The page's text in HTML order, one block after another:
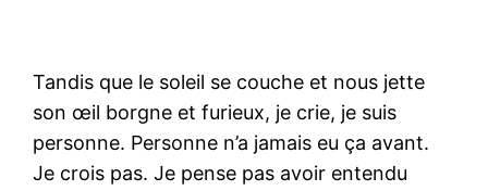
Tandis que le soleil se couche et nous jette
son œil borgne et furieux, je crie, je suis
personne. Personne n’a jamais eu ça avant.
Je crois pas. Je pense pas avoir entendu